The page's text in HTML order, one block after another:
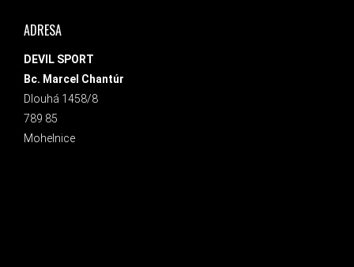
ADRESA
DEVIL SPORT
Bc. Marcel Chantúr
Dlouhá 1458/8
789 85
Mohelnice